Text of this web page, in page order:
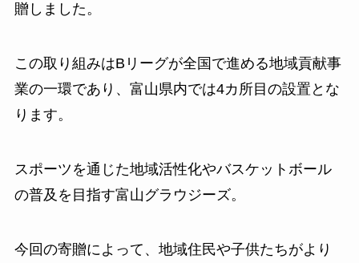
贈しました。
この取り組みはBリーグが全国で進める地域貢献事
業の一環であり、富山県内では4カ所目の設置とな
ります。
スポーツを通じた地域活性化やバスケットボール
の普及を目指す富山グラウジーズ。
今回の寄贈によって、地域住民や子供たちがより